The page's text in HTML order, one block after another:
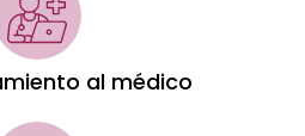
al médico